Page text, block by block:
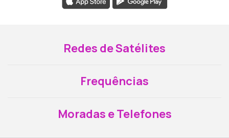
Redes de Satélites
Frequências
Moradas e Telefones